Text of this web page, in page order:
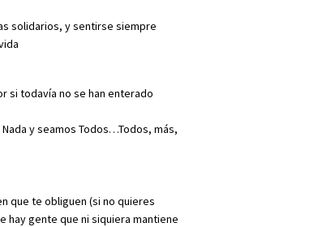
solidarios, y sentirse siempre
si todavía no se han enterado
y seamos Todos…Todos, más,
que te obliguen (si no quieres
hay gente que ni siquiera mantiene